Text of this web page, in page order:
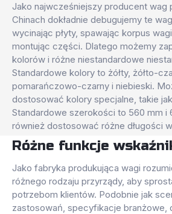
Jako najwcześniejszy producent wag
Chinach dokładnie debugujemy te
wycinając płyty, spawając korpus
montując części. Dlatego możemy
kolorów i różne niestandardowe
Standardowe kolory to żółty, żółto-
pomarańczowo-czarny i niebieski.
dostosować kolory specjalne, takie
Standardowe szerokości to 560 mm i
również dostosować różne długości
Różne funkcje
Jako fabryka produkująca wagi
różnego rodzaju przyrządy, aby
potrzebom klientów. Podobnie jak
zastosowań, specyfikacje branżowe,